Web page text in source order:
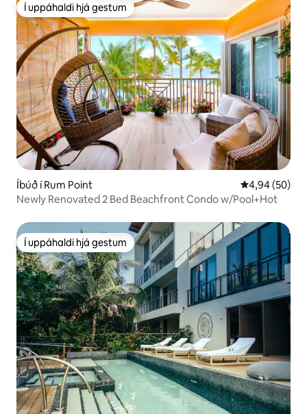
Í uppáhaldi hjá gestum
Í uppáhaldi hjá gestum
Íbúð í Rum Point 4,94 af 5 í
4,94 (50)
Newly Renovated 2 Bed Beachfront Condo w/Pool+Hot
Í uppáhaldi hjá gestum
Í uppáhaldi hjá gestum